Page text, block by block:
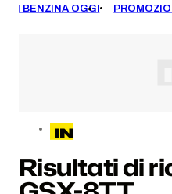
BENZINA OGGI
Risultati di